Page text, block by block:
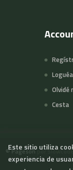
Olvidé
Cesta
©Pageson por
Este sitio utiliza
experiencia de